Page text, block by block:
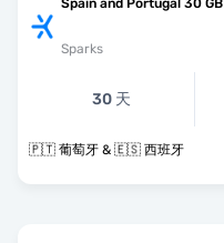
Spain and Portugal 30 GB
Sparks
30 天
🇵🇹 葡萄牙 & 🇪🇸 西班牙